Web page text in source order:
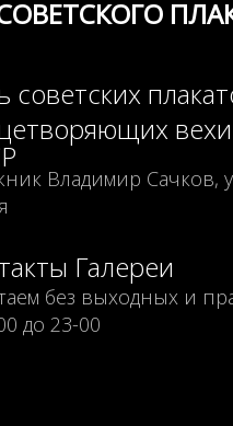
советских
Владимир Сачков,
Галереи
без выходных и
до 23-00